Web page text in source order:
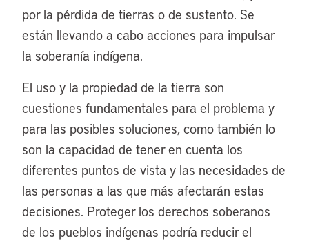
por la pérdida de tierras o de sustento. Se
están llevando a cabo acciones para impulsar
la soberanía indígena.
El uso y la propiedad de la tierra son
cuestiones fundamentales para el problema y
para las posibles soluciones, como también lo
son la capacidad de tener en cuenta los
diferentes puntos de vista y las necesidades de
las personas a las que más afectarán estas
decisiones. Proteger los derechos soberanos
de los pueblos indígenas podría reducir el